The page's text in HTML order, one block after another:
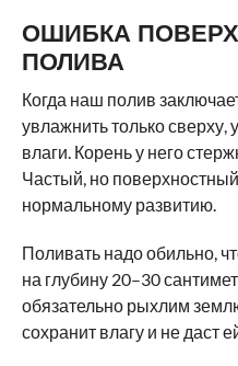
ОШИБКА
ПОЛИВА
Когда наш полив
увлажнить только сверху,
влаги. Корень у него
Частый, но
нормальному развитию.
Поливать надо обильно,
на глубину 20–30
обязательно рыхлим
сохранит влагу и не даст